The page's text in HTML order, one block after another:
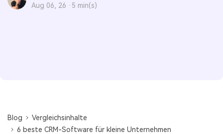
Aug 06, 26 · 5 min(s)
Blog
Vergleichsinhalte
6 beste CRM-Software für kleine Unternehmen